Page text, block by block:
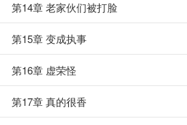
第14章 老家伙们被打脸
第15章 变成执事
第16章 虚荣怪
第17章 真的很香